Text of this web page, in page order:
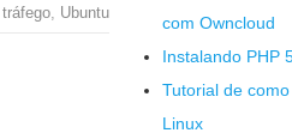
, Ubuntu
com Owncloud
Instalando PHP
Tutorial de
Linux